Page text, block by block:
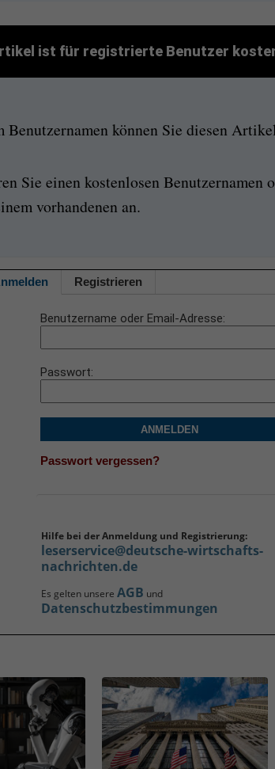
ist für registrierte Benutzer
können Sie diesen
Sie einen kostenlosen Benutzernamen
vorhandenen an.
Registrieren
Benutzername oder Email-Adresse
Passwort
ANMELDEN
Passwort vergessen?
Hilfe bei der Anmeldung und Registrierung:
leserservice@deutsche-wirtschafts-
nachrichten.de
Es gelten unsere AGB und
Datenschutzbestimmungen